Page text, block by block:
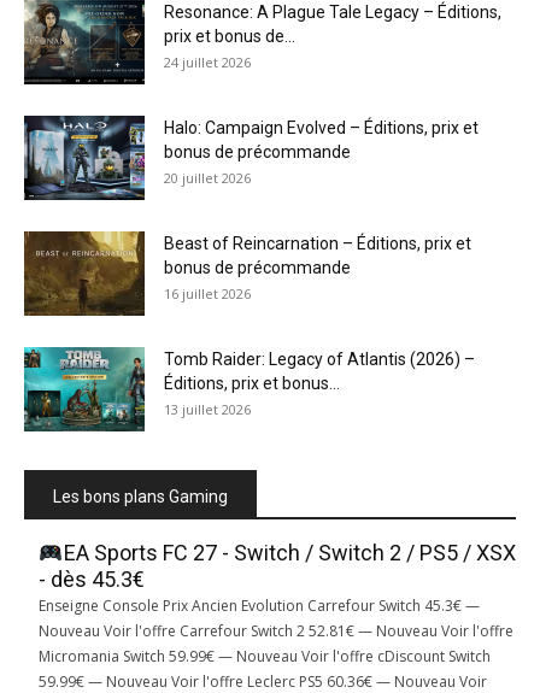
Resonance: A Plague Tale Legacy – Éditions,
prix et bonus de...
24 juillet 2026
Halo: Campaign Evolved – Éditions, prix et
bonus de précommande
20 juillet 2026
Beast of Reincarnation – Éditions, prix et
bonus de précommande
16 juillet 2026
Tomb Raider: Legacy of Atlantis (2026) –
Éditions, prix et bonus...
13 juillet 2026
Les bons plans Gaming
EA Sports FC 27 - Switch / Switch 2 / PS5 / XSX
- dès 45.3€
Enseigne Console Prix Ancien Evolution Carrefour Switch 45.3€ —
Nouveau Voir l'offre Carrefour Switch 2 52.81€ — Nouveau Voir l'offre
Micromania Switch 59.99€ — Nouveau Voir l'offre cDiscount Switch
59.99€ — Nouveau Voir l'offre Leclerc PS5 60.36€ — Nouveau Voir